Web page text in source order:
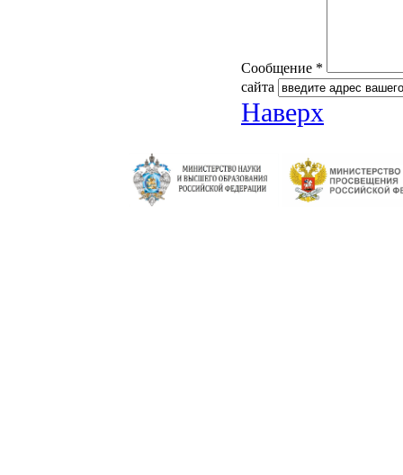
Сообщение *
сайта
Наверх